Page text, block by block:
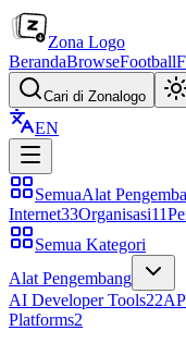
Zona Logo
BerandaBrowseFootball
Cari di Zonalogo
EN
SemuaAlat
Internet33Organisasi11
Semua Kategori
Alat Pengembang
AI Developer Tools22
Platforms2